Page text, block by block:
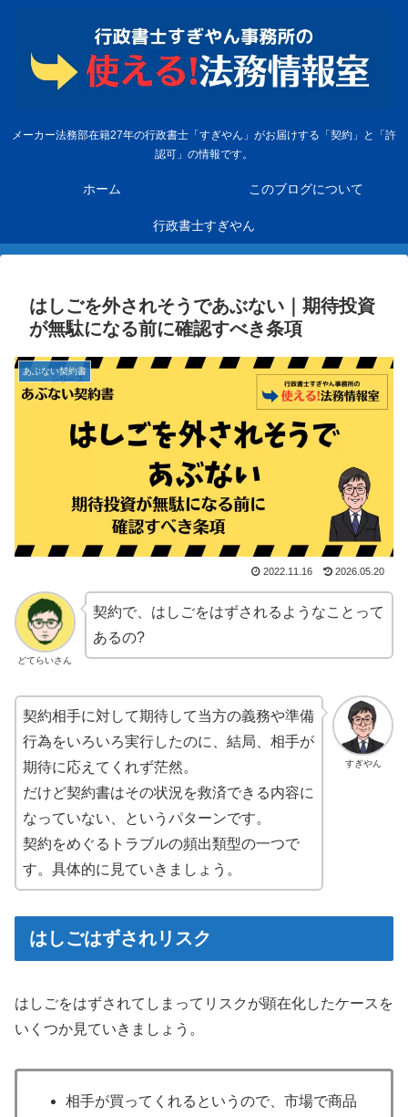
メーカー法務部在籍27年の行政書士「すぎやん」がお届けする「契約」と「許
認可」の情報です。
ホーム このブログについて
行政書士すぎやん
はしごを外されそうであぶない｜期待投資
が無駄になる前に確認すべき条項
あぶない契約書
2022.11.16 2026.05.20
どてらいさん
契約で、はしごをはずされるようなことって
あるの?
すぎやん
契約相手に対して期待して当方の義務や準備
行為をいろいろ実行したのに、結局、相手が
期待に応えてくれず茫然。
だけど契約書はその状況を救済できる内容に
なっていない、というパターンです。
契約をめぐるトラブルの頻出類型の一つで
す。具体的に見ていきましょう。
はしごはずされリスク
はしごをはずされてしまってリスクが顕在化したケースを
いくつか見ていきましょう。
相手が買ってくれるというので、市場で商品